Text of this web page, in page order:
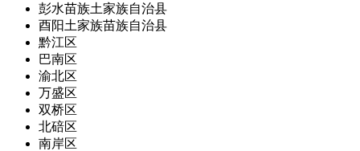
彭水苗族土家族自治县
酉阳土家族苗族自治县
黔江区
巴南区
渝北区
万盛区
双桥区
北碚区
南岸区